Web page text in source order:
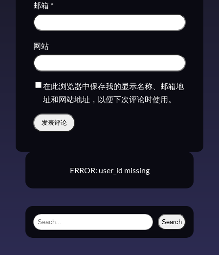
邮箱 *
网站
在此浏览器中保存我的显示名称、邮箱地
址和网站地址，以便下次评论时使用。
ERROR: user_id missing
S
Search